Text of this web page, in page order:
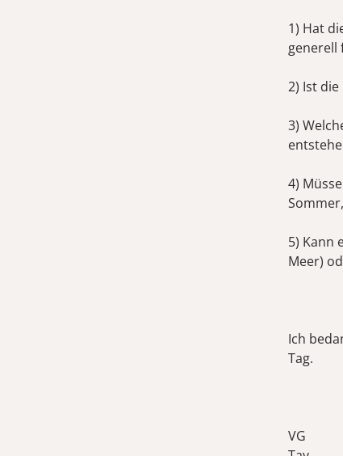
1) Hat
generell
2) Ist
3)
4)
5) Kann
Meer)
Ich
Tag.
VG